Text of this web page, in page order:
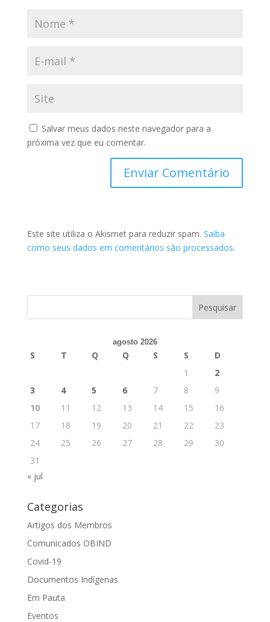
Salvar meus dados neste navegador para a
próxima vez que eu comentar.
Este site utiliza o Akismet para reduzir spam. Saiba
como seus dados em comentários são processados.
agosto 2026
S T Q Q S S
D
1
2
3
4 5 6 7 8
9
10
11 12 13 14 15
16
17
18 19 20 21 22
23
24
25 26 27 28 29
30
31
« jul
Categorias
Artigos dos Membros
Comunicados OBIND
Covid-19
Documentos Indígenas
Em Pauta
Eventos